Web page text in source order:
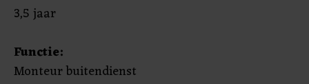
3,5 jaar
Functie:
Monteur buitendienst